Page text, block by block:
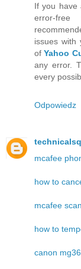
If you have
error-
issues with
ofYahoo
any error.
every
Odpowiedz
mcafee
how to
mcafee
how to
canon